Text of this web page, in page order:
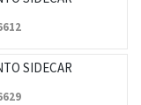
SIDECAR